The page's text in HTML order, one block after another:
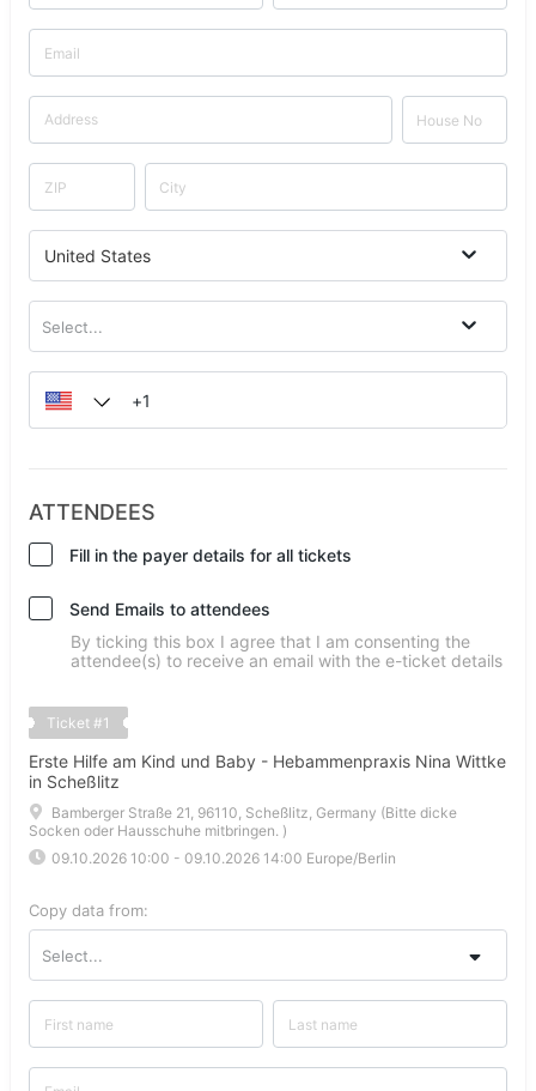
United States
Select...
ATTENDEES
Fill in the payer details for all tickets
Send Emails to attendees
By ticking this box I agree that I am consenting the
attendee(s) to receive an email with the e-ticket details
Ticket #1
Erste Hilfe am Kind und Baby - Hebammenpraxis Nina Wittke
in Scheßlitz
Bamberger Straße 21, 96110, Scheßlitz, Germany (Bitte dicke
Socken oder Hausschuhe mitbringen. )
09.10.2026 10:00 - 09.10.2026 14:00 Europe/Berlin
Copy data from:
Select...